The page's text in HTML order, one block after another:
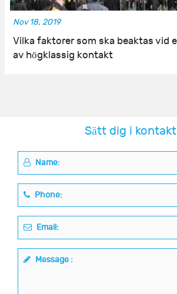
Nov 18, 2019
Vilka faktorer som ska beaktas vid
av högklassig kontakt
Sätt dig i
Name:
Phone:
Email:
Message :